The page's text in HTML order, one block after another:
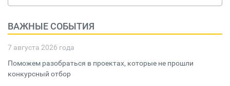
ВАЖНЫЕ СОБЫТИЯ
7 августа 2026 года
Поможем разобраться в проектах, которые не прошли
конкурсный отбор